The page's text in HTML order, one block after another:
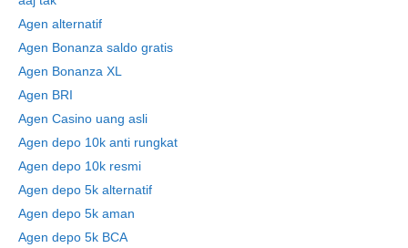
Agen alternatif
Agen Bonanza saldo gratis
Agen Bonanza XL
Agen BRI
Agen Casino uang asli
Agen depo 10k anti rungkat
Agen depo 10k resmi
Agen depo 5k alternatif
Agen depo 5k aman
Agen depo 5k BCA